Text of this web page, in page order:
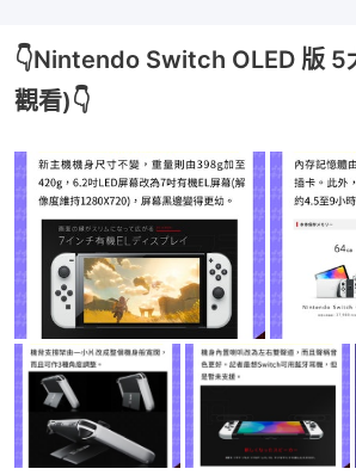
👇Nintendo Switch OLED 版 5
觀看)👇